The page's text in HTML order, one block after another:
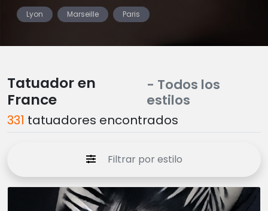
Lyon Marseille Paris
Tatuador en
France
- Todos los
estilos
331 tatuadores encontrados
Filtrar por estilo